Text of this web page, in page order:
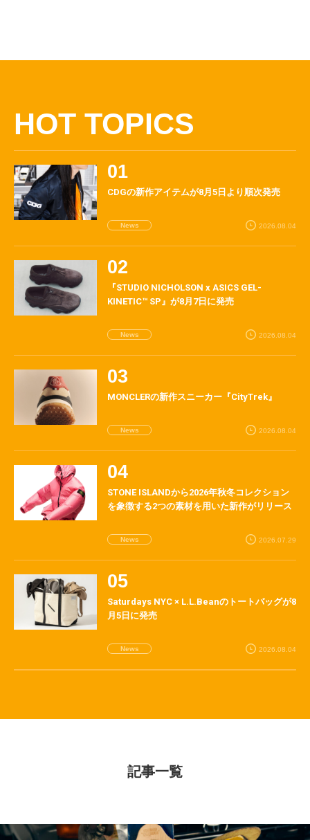
HOT TOPICS
CDGの新作アイテムが8月5日より順次発売
News 2026.08.04
『STUDIO NICHOLSON x ASICS GEL-
KINETIC™ SP』が8月7日に発売
News 2026.08.04
MONCLERの新作スニーカー『CityTrek』
News 2026.08.04
STONE ISLANDから2026年秋冬コレクション
を象徴する2つの素材を用いた新作がリリース
News 2026.07.29
Saturdays NYC × L.L.Beanのトートバッグが8
月5日に発売
News 2026.08.04
記事一覧